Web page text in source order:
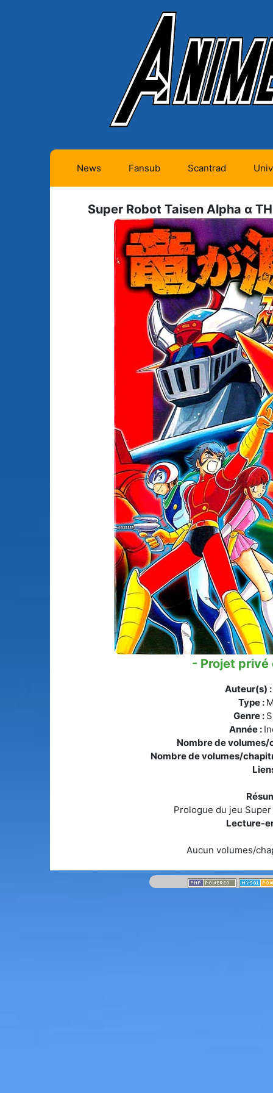
News Fansub
Animes en cours (1)
Animes terminés
(334)
Animes licenciés
(256)
Animes abandonnés
Tous les animes (604)
Scantrad
Mangas en cours
(Privés) (4)
Mangas en cours
(Publics) (11)
Mangas terminés
(Privés) (132)
Mangas terminés
(Publics) (88)
Mangas en pause
Mangas licenciés
Mangas
(0)
Tous les mangas
(273)
Super Robot Taisen Alpha α
- Projet
Auteur(s) :
Type :
Genre :
Année :
Nombre de
Nombre de volumes/
Prologue du jeu
Lecture-
Aucun volumes/